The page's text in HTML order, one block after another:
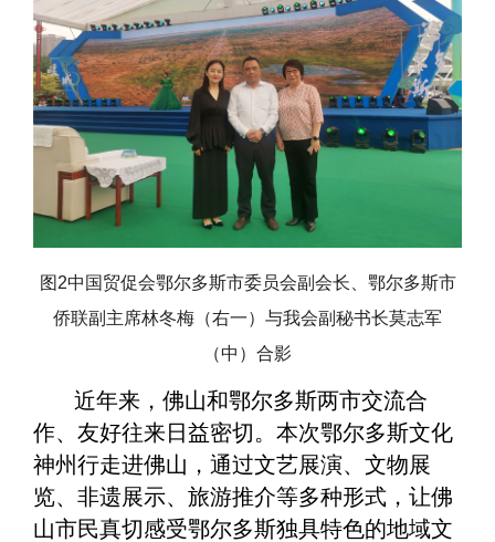
图2中国贸促会鄂尔多斯市委员会副会长、鄂尔多斯市
侨联副主席林冬梅（右一）与我会副秘书长莫志军
（中）合影
近年来，佛山和鄂尔多斯两市交流合
作、友好往来日益密切。本次鄂尔多斯文化
神州行走进佛山，通过文艺展演、文物展
览、非遗展示、旅游推介等多种形式，让佛
山市民真切感受鄂尔多斯独具特色的地域文